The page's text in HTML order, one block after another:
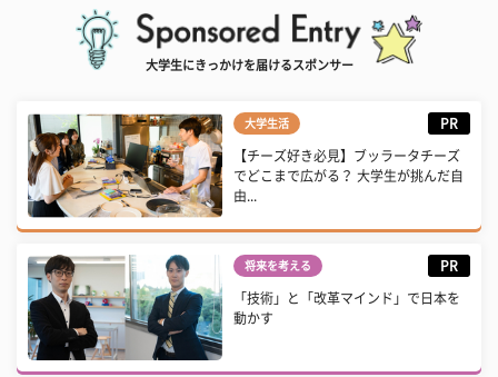
大学生にきっかけを届けるスポンサー
大学生活 PR
【チーズ好き必見】ブッラータチーズ
でどこまで広がる？ 大学生が挑んだ自
由...
将来を考える PR
「技術」と「改革マインド」で日本を
動かす